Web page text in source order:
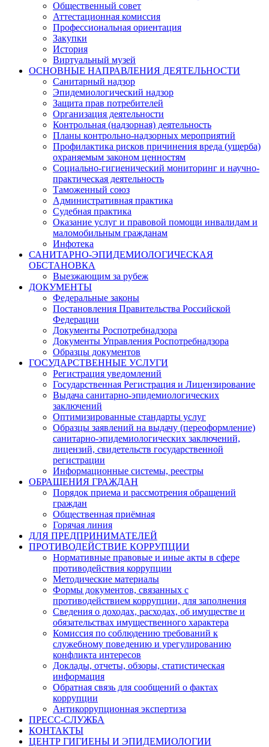
Общественный совет
Аттестационная комиссия
Профессиональная ориентация
Закупки
История
Виртуальный музей
ОСНОВНЫЕ НАПРАВЛЕНИЯ ДЕЯТЕЛЬНОСТИ
Санитарный надзор
Эпидемиологический надзор
Защита прав потребителей
Организация деятельности
Контрольная (надзорная) деятельность
Планы контрольно-надзорных мероприятий
Профилактика рисков причинения вреда (ущерба)
охраняемым законом ценностям
Социально-гигиенический мониторинг и научно-
практическая деятельность
Таможенный союз
Административная практика
Судебная практика
Оказание услуг и правовой помощи инвалидам и
маломобильным гражданам
Инфотека
САНИТАРНО-ЭПИДЕМИОЛОГИЧЕСКАЯ
ОБСТАНОВКА
Выезжающим за рубеж
ДОКУМЕНТЫ
Федеральные законы
Постановления Правительства Российской
Федерации
Документы Роспотребнадзора
Документы Управления Роспотребнадзора
Образцы документов
ГОСУДАРСТВЕННЫЕ УСЛУГИ
Регистрация уведомлений
Государственная Регистрация и Лицензирование
Выдача санитарно-эпидемиологических
заключений
Оптимизированные стандарты услуг
Образцы заявлений на выдачу (переоформление)
санитарно-эпидемиологических заключений,
лицензий, свидетельств государственной
регистрации
Информационные системы, реестры
ОБРАЩЕНИЯ ГРАЖДАН
Порядок приема и рассмотрения обращений
граждан
Общественная приёмная
Горячая линия
ДЛЯ ПРЕДПРИНИМАТЕЛЕЙ
ПРОТИВОДЕЙСТВИЕ КОРРУПЦИИ
Нормативные правовые и иные акты в сфере
противодействия коррупции
Методические материалы
Формы документов, связанных с
противодействием коррупции, для заполнения
Сведения о доходах, расходах, об имуществе и
обязательствах имущественного характера
Комиссия по соблюдению требований к
служебному поведению и урегулированию
конфликта интересов
Доклады, отчеты, обзоры, статистическая
информация
Обратная связь для сообщений о фактах
коррупции
Антикоррупционная экспертиза
ПРЕСС-СЛУЖБА
КОНТАКТЫ
ЦЕНТР ГИГИЕНЫ И ЭПИДЕМИОЛОГИИ